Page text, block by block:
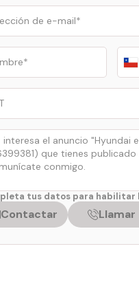
tus datos para habilitar
Contactar Llamar